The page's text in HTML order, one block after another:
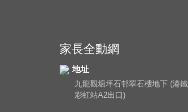
家長全動網
地址
九龍觀塘坪石邨翠石樓地下 (港鐵
彩虹站A2出口)